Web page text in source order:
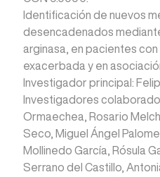
Identificación de nuevos
desencadenados
arginasa, en pacientes con
exacerbada y en
Investigador principal:
Investigadores
Ormaechea, Rosario
Seco, Miguel Ángel
Mollinedo García, Rósula
Serrano del Castillo,